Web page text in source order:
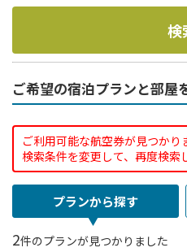
検
ご希望の宿泊プランと部屋
ご利用可能な航空券が見つかり
検索条件を変更して、再度検索
プランから探す
2件のプランが見つかりました